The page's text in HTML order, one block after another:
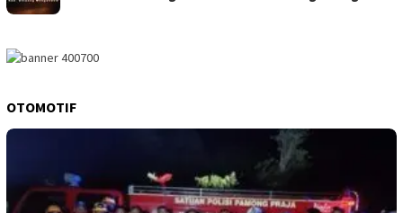
OTOMOTIF